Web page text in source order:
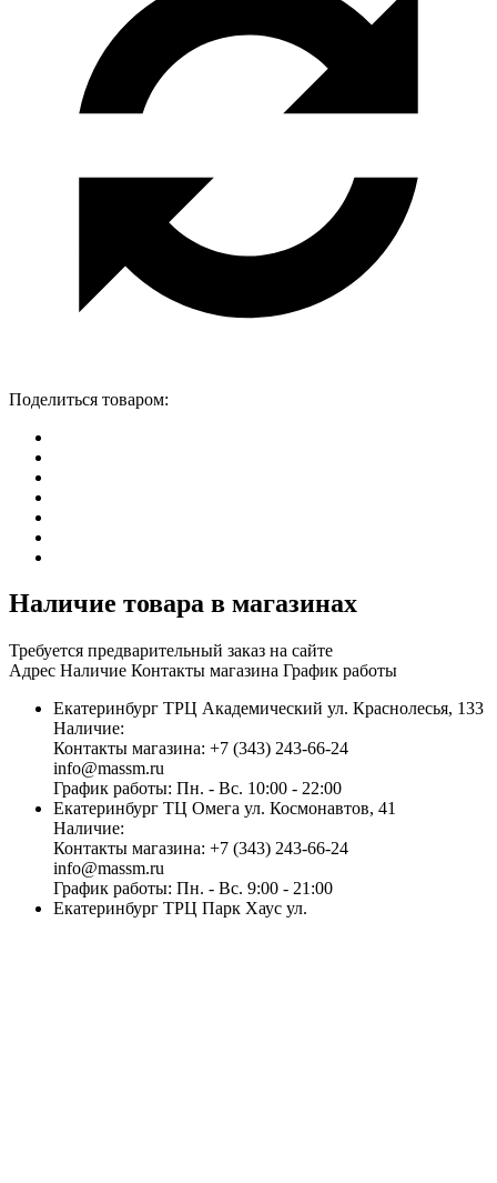
Поделиться товаром:
Наличие товара в магазинах
Требуется предварительный заказ на сайте
Адрес Наличие Контакты магазина График работы
Екатеринбург ТРЦ Академический ул. Краснолесья, 133
Наличие:
Контакты магазина: +7 (343) 243-66-24
info@massm.ru
График работы: Пн. - Вс. 10:00 - 22:00
Екатеринбург ТЦ Омега ул. Космонавтов, 41
Наличие:
Контакты магазина: +7 (343) 243-66-24
info@massm.ru
График работы: Пн. - Вс. 9:00 - 21:00
Екатеринбург ТРЦ Парк Хаус ул.